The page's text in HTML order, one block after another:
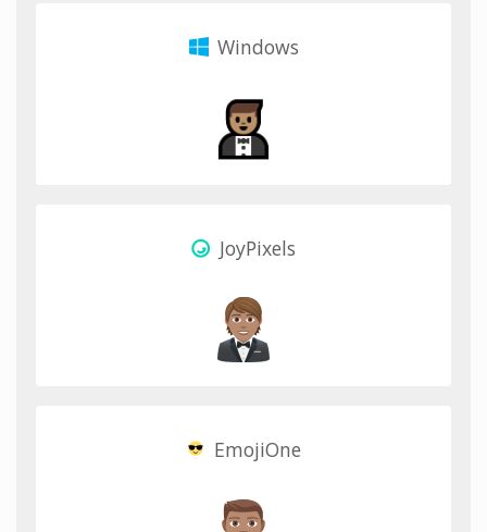
Windows
JoyPixels
EmojiOne